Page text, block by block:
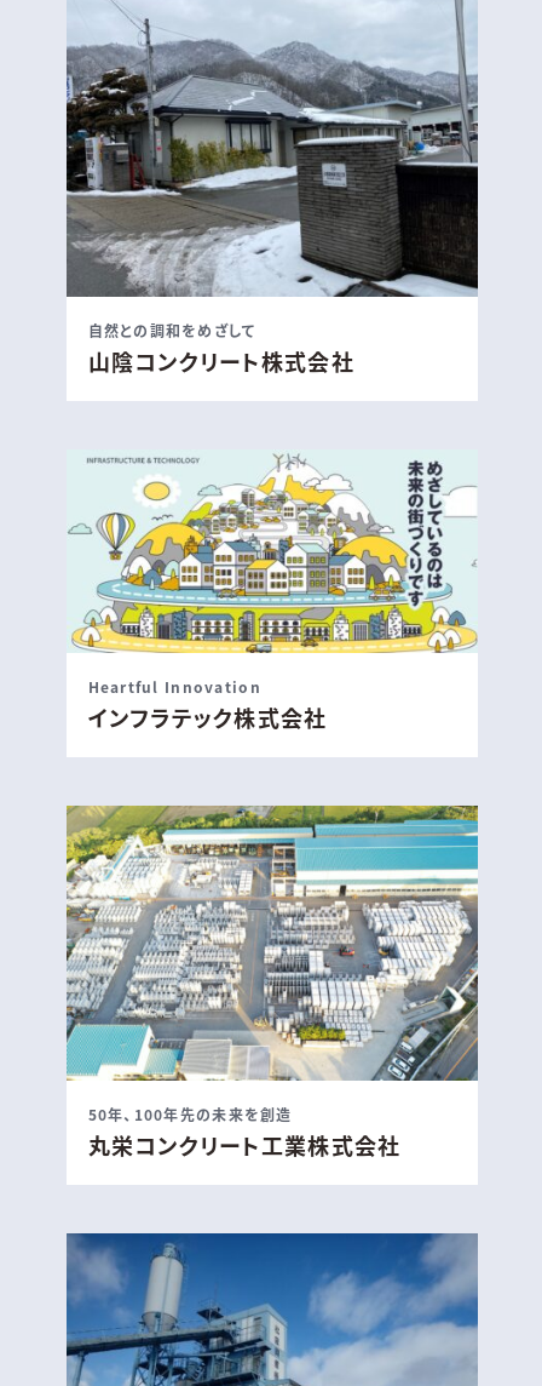
自然との調和をめざして
山陰コンクリート株式会社
Heartful Innovation
インフラテック株式会社
50年、100年先の未来を創造
丸栄コンクリート工業株式会社